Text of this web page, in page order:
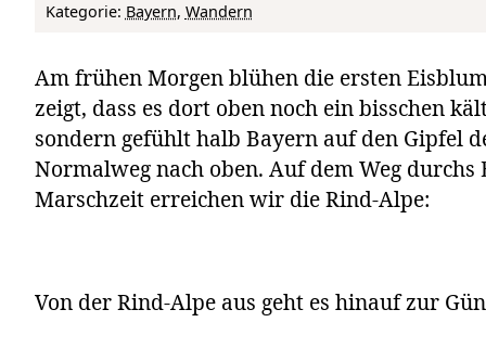
Kategorie: Bayern, Wandern
Am frühen Morgen blühen die ersten
zeigt, dass es dort oben noch ein bisschen
sondern gefühlt halb Bayern auf den Gipfel
Normalweg nach oben. Auf dem Weg
Marschzeit erreichen wir die Rind-Alpe:
Von der Rind-Alpe aus geht es hinauf zur